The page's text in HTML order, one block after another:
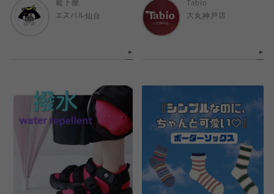
靴下屋
エスパル仙台
Tabio
大丸神戸店